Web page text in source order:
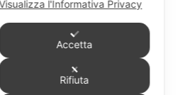
(Blocco 32 Centergross) -
l'Informativa Privacy
Accetta
Rifiuta